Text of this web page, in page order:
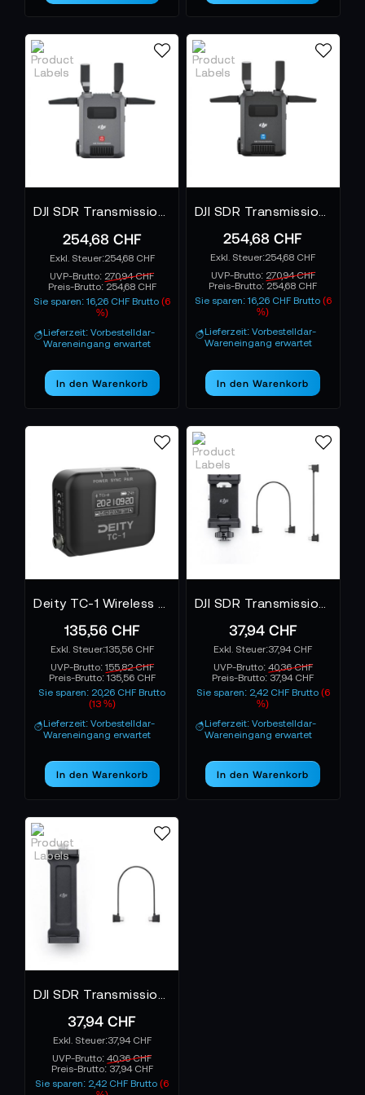
stammen nicht von Kameras oder Mischern, sondern
Professionelles Signalmanagement löst genau diese
Schwachstellen: Es stabilisiert, ordnet, priorisiert und
sorgt dafür, dass selbst große Produktionen mit
derselben Ruhe laufen wie ein kompaktes Setup. Für
Teams, die sich auf jedes Detail verlassen müssen, ist
diese Kategorie daher essenziell.
254,68 CHF
254,68 CHF
UVP-Brutto: 270,94 CHF
Preis-Brutto: 254,68 CHF
Sie sparen: 16,26 CHF Brutto(6
%)
Lieferzeit: Vorbestelldar-
Wareneingang erwartet
In den Warenkorb
254,68 CHF
254,68 CHF
UVP-Brutto: 270,94 CHF
Preis-Brutto: 254,68 CHF
Sie sparen: 16,26 CHF Brutto (6
%)
Lieferzeit: Vorbestelldar-
Wareneingang erwartet
In den Warenkorb
135,56 CHF
135,56 CHF
UVP-Brutto: 155,82 CHF
Preis-Brutto: 135,56 CHF
Sie sparen: 20,26 CHF Brutto
(13 %)
Lieferzeit: Vorbestelldar-
Wareneingang erwartet
In den Warenkorb
37,94 CHF
37,94 CHF
UVP-Brutto: 40,36 CHF
Preis-Brutto: 37,94 CHF
Sie sparen: 2,42 CHF Brutto (6
%)
Lieferzeit: Vorbestelldar-
Wareneingang erwartet
In den Warenkorb
37,94 CHF
37,94 CHF
UVP-Brutto:40,36 CHF
Preis-Brutto: 37,94 CHF
Sie sparen: 2,42 CHF Brutto(6